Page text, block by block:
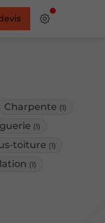
Charpente (1)
(1)
toiture (1)
(1)